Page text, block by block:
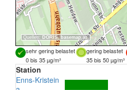
Quellen: DORIS, basemap.at
sehr gering belastet gering belastet
0 bis 35 µg/m³
35 bis 50 µg/m³
Station
Enns-Kristein